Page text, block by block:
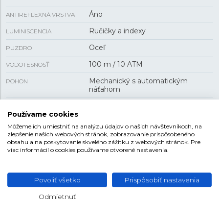
ANTIREFLEXNÁ VRSTVA Áno
LUMINISCENCIA Ručičky a indexy
PUZDRO Oceľ
VODOTESNOSŤ 100 m / 10 ATM
POHON
Mechanický s automatickým
náťahom
REZERVA CHODU 80 h
PRIEHĽADNÉ VIEČKO Áno
VEĽKOSŤ
Používame cookies
Môžeme ich umiestniť na analýzu údajov o našich návštevníkoch, na
zlepšenie našich webových stránok, zobrazovanie prispôsobeného
obsahu a na poskytovanie skvelého zážitku z webových stránok. Pre
viac informácií o cookies používame otvorené nastavenia.
Povoliť všetko Prispôsobiť nastavenia
Odmietnuť